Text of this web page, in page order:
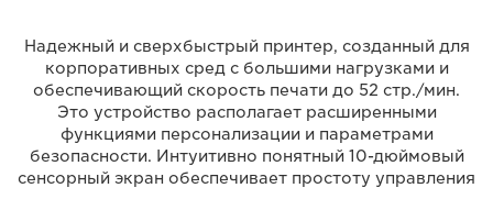
Надежный и сверхбыстрый принтер, созданный для
корпоративных сред с большими нагрузками и
обеспечивающий скорость печати до 52 стр./мин.
Это устройство располагает расширенными
функциями персонализации и параметрами
безопасности. Интуитивно понятный 10-дюймовый
сенсорный экран обеспечивает простоту управления